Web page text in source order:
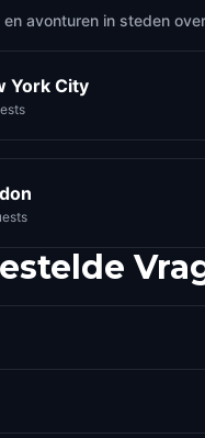
avonturen in steden
York City